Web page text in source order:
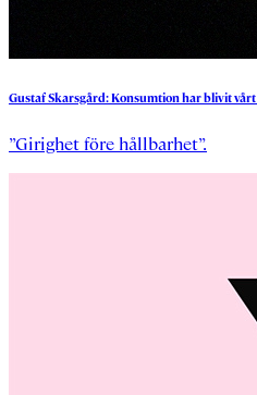
GustafSkarsgård:Konsumtionharblivitvårt
”Girighet före hållbarhet”.